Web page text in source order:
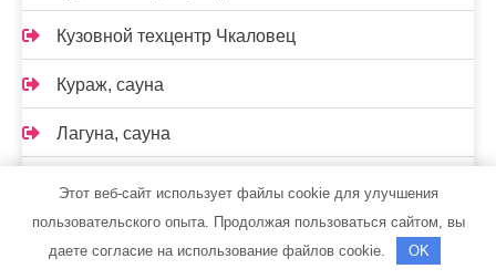
Кузовной техцентр Чкаловец
Кураж, сауна
Лагуна, сауна
Лада Holidаy, дачный отель
Этот веб-сайт использует файлы cookie для улучшения
пользовательского опыта. Продолжая пользоваться сайтом, вы
даете согласие на использование файлов cookie.
OK